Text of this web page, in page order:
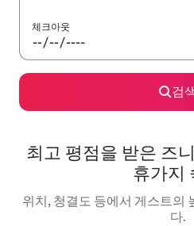
체크아웃
검
최고 평점을 받은 즈
휴가지
위치, 청결도 등에서 게스트의
다.